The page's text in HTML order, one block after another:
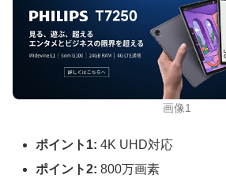
画像1
ポイント1: 4K UHD対応
ポイント2: 800万画素